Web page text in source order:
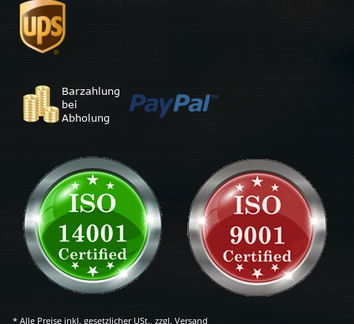
* Alle Preise inkl. gesetzlicher USt., zzgl. Versand